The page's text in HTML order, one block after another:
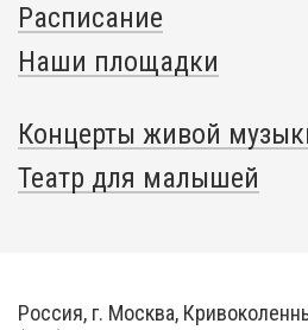
Расписание
Наши площадки
Концерты живой
Театр для малышей
Россия, г. Москва,